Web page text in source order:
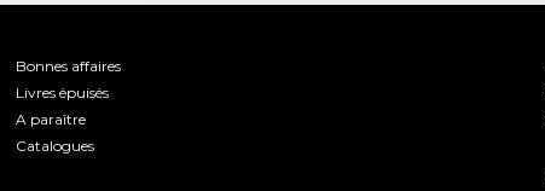
Bonnes affaires
Livres épuisés
A paraître
Catalogues